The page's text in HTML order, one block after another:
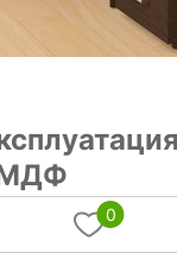
за ЛДСП-
0